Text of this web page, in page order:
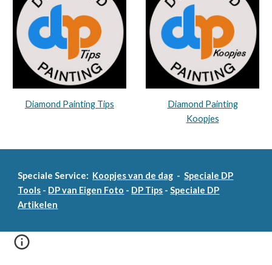
Diamond Painting Tips
Diamond Painting
Koopjes
Speciale Service: Koopjes van de dag -Speciale DP
Tools - DP van Eigen Foto - DP Tips -Speciale DP
Artikelen